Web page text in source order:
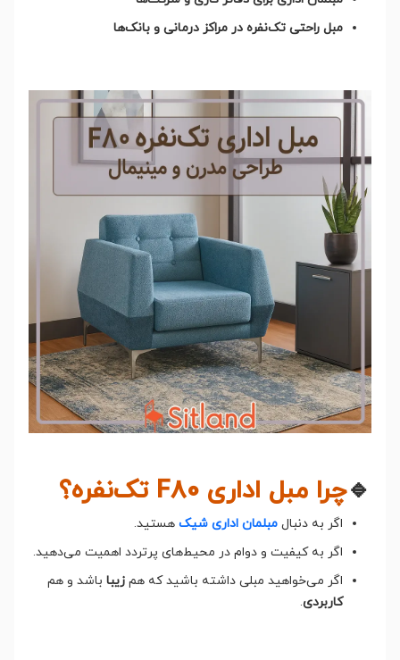
مبل راحتی تک‌نفره در مراکز درمانی و بانک‌ها
🔹چرا مبل اداری F80 تک‌نفره؟
اگر به دنبال مبلمان اداری شیک هستید.
اگر به کیفیت و دوام در محیط‌های پرتردد اهمیت می‌دهید.
اگر می‌خواهید مبلی داشته باشید که هم زیبا باشد و هم
کاربردی.